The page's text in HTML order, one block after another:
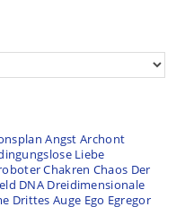
Angst Archont
Liebe
Chakren Chaos Der
DNA Dreidimensionale
Drittes Auge Ego Egregor